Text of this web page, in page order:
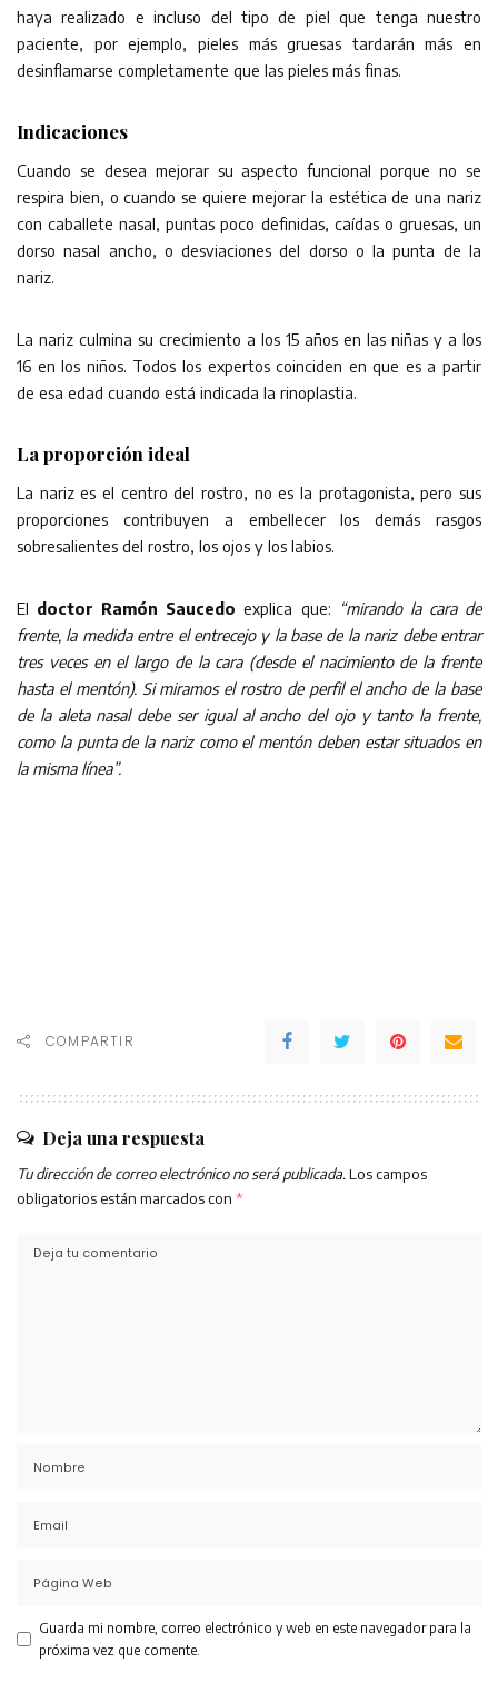
haya realizado e incluso del tipo de piel que tenga nuestro
paciente, por ejemplo, pieles más gruesas tardarán más en
desinflamarse completamente que las pieles más finas.
Indicaciones
Cuando se desea mejorar su aspecto funcional porque no se
respira bien, o cuando se quiere mejorar la estética de una nariz
con caballete nasal, puntas poco definidas, caídas o gruesas, un
dorso nasal ancho, o desviaciones del dorso o la punta de la
nariz.
La nariz culmina su crecimiento a los 15 años en las niñas y a los
16 en los niños. Todos los expertos coinciden en que es a partir
de esa edad cuando está indicada la rinoplastia.
La proporción ideal
La nariz es el centro del rostro, no es la protagonista, pero sus
proporciones contribuyen a embellecer los demás rasgos
sobresalientes del rostro, los ojos y los labios.
El doctor Ramón Saucedo explica que: “mirando la cara de
frente, la medida entre el entrecejo y la base de la nariz debe entrar
tres veces en el largo de la cara (desde el nacimiento de la frente
hasta el mentón). Si miramos el rostro de perfil el ancho de la base
de la aleta nasal debe ser igual al ancho del ojo y tanto la frente,
como la punta de la nariz como el mentón deben estar situados en
la misma línea”.
COMPARTIR
Deja una respuesta
Tu dirección de correo electrónico no será publicada. Los campos
obligatorios están marcados con *
Guarda mi nombre, correo electrónico y web en este navegador para la
próxima vez que comente.